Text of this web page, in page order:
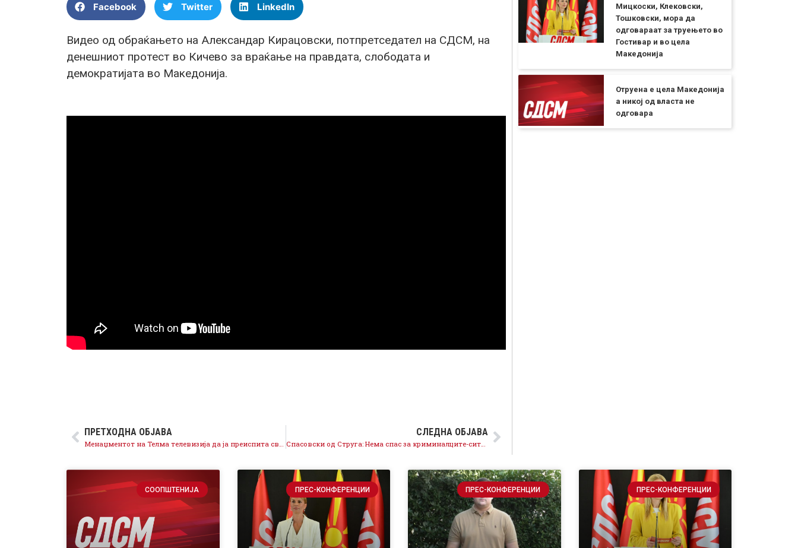
Facebook Twitter LinkedIn
Видео од обраќањето на Александар Кирацовски, потпретседател на СДСМ, на
денешниот протест во Кичево за враќање на правдата, слободата и
демократијата во Македонија.
ПРЕТХОДНА ОБЈАВА
Менаџментот на Телма телевизија да ја преиспита својата одлука
СЛЕДНА ОБЈАВА
Спасовски од Струга: Нема спас за криминалците-сите аболиции ќе се поништат, пазарење нема
Мицкоски, Клековски,
Тошковски, мора да
одговараат за труењето во
Гостивар и во цела
Македонија
Отруена е цела Македонија
а никој од власта не
одговара
СООПШТЕНИЈА ПРЕС-КОНФЕРЕНЦИИ ПРЕС-КОНФЕРЕНЦИИ ПРЕС-КОНФЕРЕНЦИИ